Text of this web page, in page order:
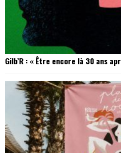
Gilb’R : « Être encore là 30 ans